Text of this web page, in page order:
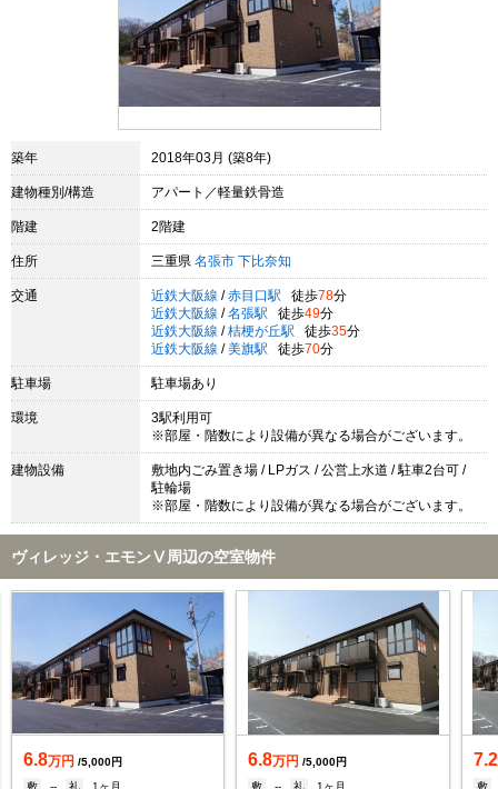
築年 2018年03月 (築8年)
建物種別/構造 アパート／軽量鉄骨造
階建 2階建
住所 三重県 名張市 下比奈知
交通 近鉄大阪線 / 赤目口駅 徒歩78分
近鉄大阪線 / 名張駅 徒歩49分
近鉄大阪線 / 桔梗が丘駅 徒歩35分
近鉄大阪線 / 美旗駅 徒歩70分
駐車場 駐車場あり
環境
3駅利用可
※部屋・階数により設備が異なる場合がございます。
建物設備
敷地内ごみ置き場 / LPガス / 公営上水道 / 駐車2台可 /
駐輪場
※部屋・階数により設備が異なる場合がございます。
ヴィレッジ・エモンⅤ周辺の空室物件
6.8万円 /5,000円
敷
-- 礼 1ヶ月
6.8万円 /5,000円
敷
-- 礼 1ヶ月
7.2
敷